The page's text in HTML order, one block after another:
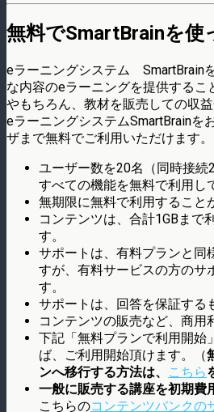
無料でSmartBrainを使
eラーニングシステム SmartBrain
な内容のeラーニングを提供するこ
やもちろん、教材を販売しての収
eラーニングシステムSmartBrainを
ザまで無料でご利用いただけます。
ユーザー数を20名（同時接続
すべての機能を無料で利用し
無期限に無料で利用すること
コンテンツは、合計1GBまで
す。
サポートは、有料プランと同
すが、有料サービスの方のサ
す。
サポートは、回答を保証する
コンテンツの販売など、商用
下記「無料プランで利用開始
ば、ご利用開始頂けます。（
ンへ移行する方法は、
こちら
一般に販売する講座を初期費
こちらのコンテンツバンクの